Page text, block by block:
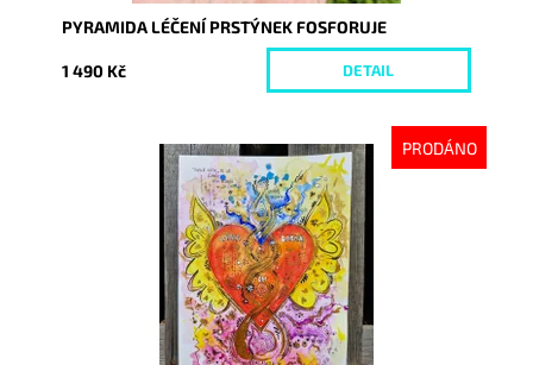
PYRAMIDA LÉČENÍ PRSTÝNEK FOSFORUJE
1 490 Kč DETAIL
PRODÁNO
Vyprodáno
9382